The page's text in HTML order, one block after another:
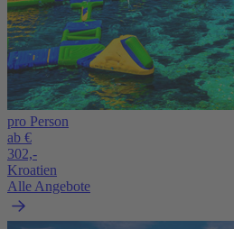
pro Person
ab €
302,-
Kroatien
Alle Angebote